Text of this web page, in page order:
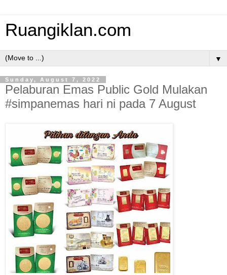
Ruangiklan.com
▼
Sunday, August 7, 2022
Pelaburan Emas Public Gold Mulakan
#simpanemas hari ni pada 7 August